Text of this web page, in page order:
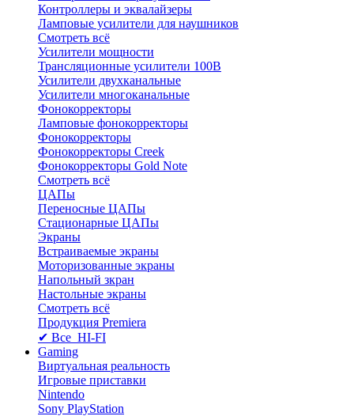
Контроллеры и эквалайзеры
Ламповые усилители для наушников
Смотреть всё
Усилители мощности
Трансляционные усилители 100В
Усилители двухканальные
Усилители многоканальные
Фонокорректоры
Ламповые фонокорректоры
Фонокорректоры
Фонокорректоры Creek
Фонокорректоры Gold Note
Смотреть всё
ЦАПы
Переносные ЦАПы
Стационарные ЦАПы
Экраны
Встраиваемые экраны
Моторизованные экраны
Напольный зкран
Настольные экраны
Смотреть всё
Продукция Premiera
✔ Все HI-FI
Gaming
Виртуальная реальность
Игровые приставки
Nintendo
Sony PlayStation